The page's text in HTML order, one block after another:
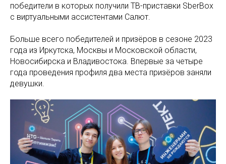
победители в которых получили ТВ-приставки SberBox
с виртуальными ассистентами Салют.
Больше всего победителей и призёров в сезоне 2023
года из Иркутска, Москвы и Московской области,
Новосибирска и Владивостока. Впервые за четыре
года проведения профиля два места призёров заняли
девушки.